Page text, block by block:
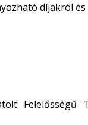
díjakról
Felelősségű